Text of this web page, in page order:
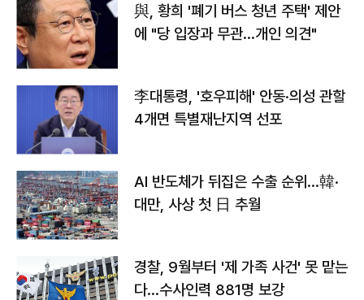
與, 황희 '폐기 버스 청년 주택' 제안
에 "당 입장과 무관…개인 의견"
李대통령, '호우피해' 안동·의성 관할
4개면 특별재난지역 선포
AI 반도체가 뒤집은 수출 순위…韓·
대만, 사상 첫 日 추월
경찰, 9월부터 '제 가족 사건' 못 맡는
다…수사인력 881명 보강